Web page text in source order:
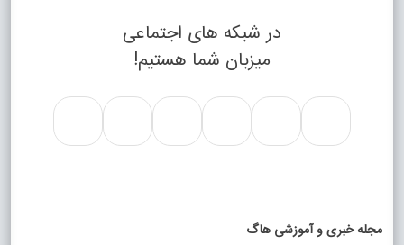
در شبکه های اجتماعی
میزبان شما هستیم!
مجله خبری و آموزشی هاگ